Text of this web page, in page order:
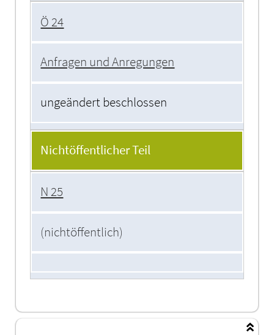
Ö 24
Anfragen und Anregungen
ungeändert beschlossen
Nichtöffentlicher Teil
N 25
(nichtöffentlich)